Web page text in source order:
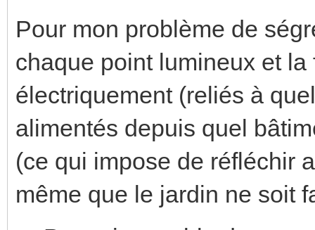
Pour mon problème de
chaque point lumineux et
électriquement (reliés à
alimentés depuis quel
(ce qui impose de réfléchir
même que le jardin ne soit